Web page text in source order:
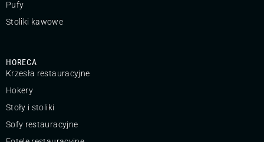
Pufy
Stoliki kawowe
HORECA
Krzesła restauracyjne
Hokery
Stoły i stoliki
Sofy restauracyjne